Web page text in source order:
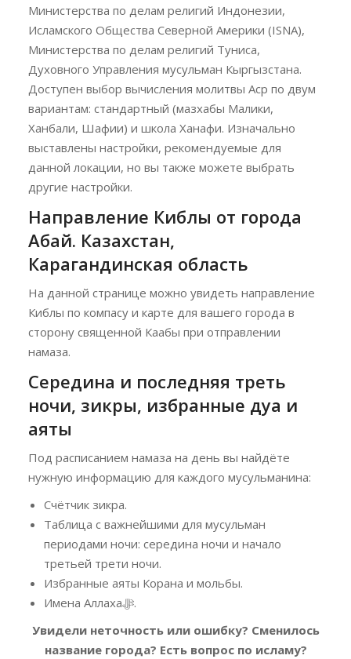
Министерства по делам религий Индонезии,
Исламского Общества Северной Америки (ISNA),
Министерства по делам религий Туниса,
Духовного Управления мусульман Кыргызстана.
Доступен выбор вычисления молитвы Аср по двум
вариантам: стандартный (мазхабы Малики,
Ханбали, Шафии) и школа Ханафи. Изначально
выставлены настройки, рекомендуемые для
данной локации, но вы также можете выбрать
другие настройки.
Направление Киблы от города
Абай. Казахстан,
Карагандинская область
На данной странице можно увидеть направление
Киблы по компасу и карте для вашего города в
сторону священной Каабы при отправлении
намаза.
Середина и последняя треть
ночи, зикры, избранные дуа и
аяты
Под расписанием намаза на день вы найдёте
нужную информацию для каждого мусульманина:
Счётчик зикра.
Таблица с важнейшими для мусульман
периодами ночи: середина ночи и начало
третьей трети ночи.
Избранные аяты Корана и мольбы.
Имена Аллахаﷻ.
Увидели неточность или ошибку? Сменилось
название города? Есть вопрос по исламу?